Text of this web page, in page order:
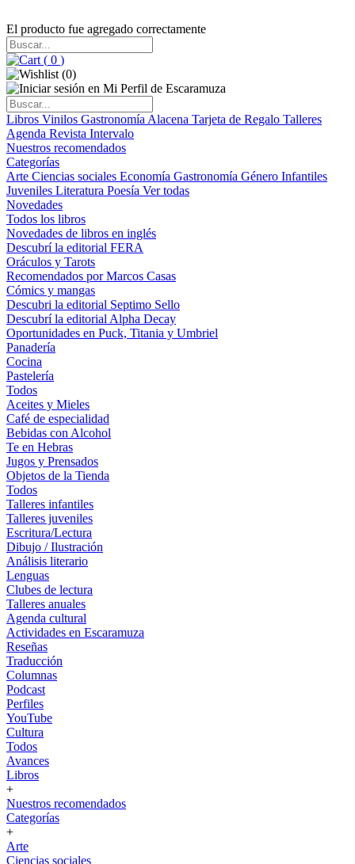
El producto fue agregado correctamente
( 0 )
(0)
Libros Vinilos Gastronomía Alacena Tarjeta de Regalo Talleres
Agenda Revista Intervalo
Nuestros recomendados
Categorías
Arte Ciencias sociales Economía Gastronomía Género Infantiles
Juveniles Literatura Poesía Ver todas
Novedades
Todos los libros
Novedades de libros en inglés
Descubrí la editorial FERA
Oráculos y Tarots
Recomendados por Marcos Casas
Cómics y mangas
Descubri la editorial Septimo Sello
Descubrí la editorial Alpha Decay
Oportunidades en Puck, Titania y Umbriel
Panadería
Cocina
Pastelería
Todos
Aceites y Mieles
Café de especialidad
Bebidas con Alcohol
Te en Hebras
Jugos y Prensados
Objetos de la Tienda
Todos
Talleres infantiles
Talleres juveniles
Escritura/Lectura
Dibujo / Ilustración
Análisis literario
Lenguas
Clubes de lectura
Talleres anuales
Agenda cultural
Actividades en Escaramuza
Reseñas
Traducción
Columnas
Podcast
Perfiles
YouTube
Cultura
Todos
Avances
Libros
+
Nuestros recomendados
Categorías
+
Arte
Ciencias sociales